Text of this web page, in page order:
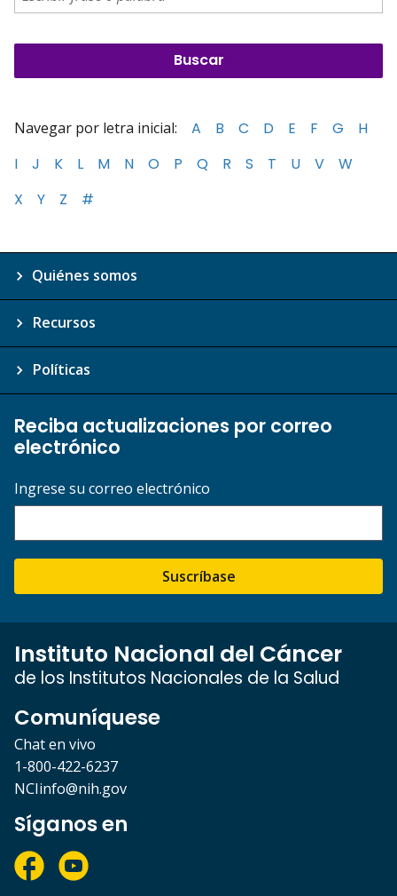
Navegar por letra inicial: A B C D E F G
H
I
J K L M N O P Q R S T U V
W
X
Y Z #
Quiénes somos
Recursos
Políticas
Reciba actualizaciones por correo
electrónico
Ingrese su correo electrónico
Suscríbase
Instituto Nacional del Cáncer
de los Institutos Nacionales de la Salud
Comuníquese
Chat en vivo
1-800-422-6237
NCIinfo@nih.gov
Síganos en